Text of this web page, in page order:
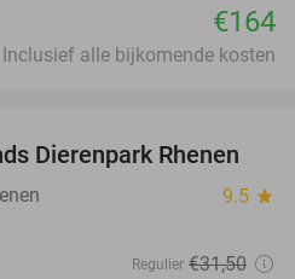
€164
Inclusief alle bijkomende kosten
19%
Dierenpark Rhenen
9.5 star
Regulier €31,50